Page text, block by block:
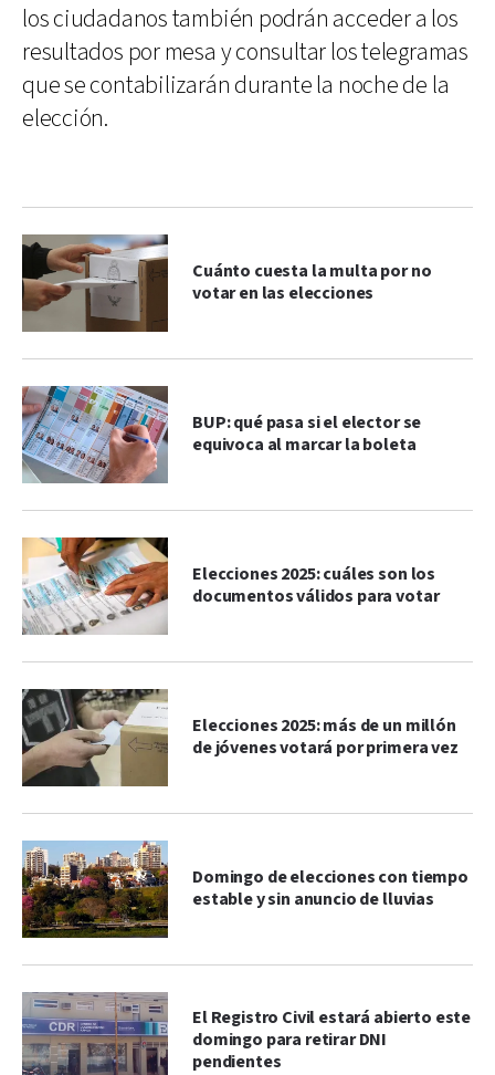
los ciudadanos también podrán acceder a los
resultados por mesa y consultar los telegramas
que se contabilizarán durante la noche de la
elección.
Cuánto cuesta la multa por no
votar en las elecciones
BUP: qué pasa si el elector se
equivoca al marcar la boleta
Elecciones 2025: cuáles son los
documentos válidos para votar
Elecciones 2025: más de un millón
de jóvenes votará por primera vez
Domingo de elecciones con tiempo
estable y sin anuncio de lluvias
El Registro Civil estará abierto este
domingo para retirar DNI
pendientes